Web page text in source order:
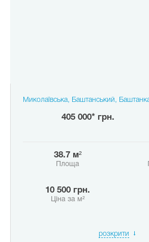
Миколаївська, Баштанський,
405 000* грн.
38.7 м²
Площа
10 500 грн.
Ціна за м²
розкрити